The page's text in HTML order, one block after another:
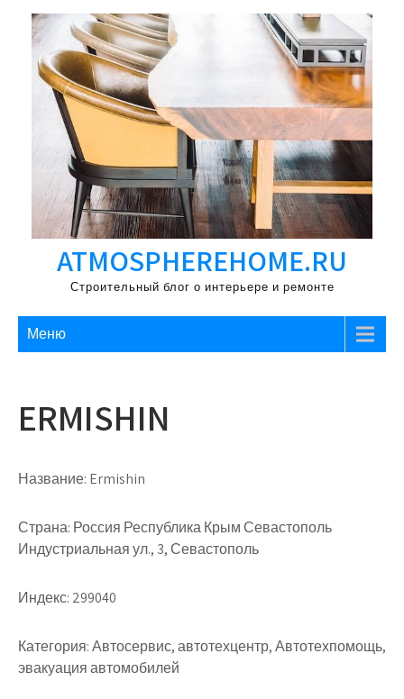
Перейти
содержимому
ATMOSPHEREHOME.RU
Строительный блог о интерьере и ремонте
Меню
ERMISHIN
Название: Ermishin
Страна: Россия Республика Крым Севастополь
Индустриальная ул., 3, Севастополь
Индекс: 299040
Категория:Автосервис, автотехцентр, Автотехпомощь,
эвакуация автомобилей